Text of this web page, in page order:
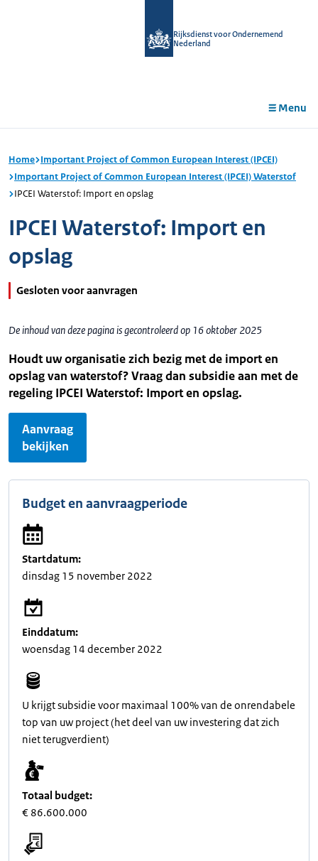
Rijksdienst voor Ondernemend
Nederland
Menu
Home Important Project of Common European Interest (IPCEI)
Important Project of Common European Interest (IPCEI) Waterstof
IPCEI Waterstof: Import en opslag
IPCEI Waterstof: Import en
opslag
Gesloten voor aanvragen
De inhoud van deze pagina is gecontroleerd op 16 oktober 2025
Houdt uw organisatie zich bezig met de import en
opslag van waterstof? Vraag dan subsidie aan met de
regeling IPCEI Waterstof: Import en opslag.
Aanvraag
bekijken
Budget en aanvraagperiode
Startdatum:
dinsdag 15 november 2022
Einddatum:
woensdag 14 december 2022
U krijgt subsidie voor maximaal 100% van de onrendabele
top van uw project (het deel van uw investering dat zich
niet terugverdient)
Totaal budget:
€ 86.600.000